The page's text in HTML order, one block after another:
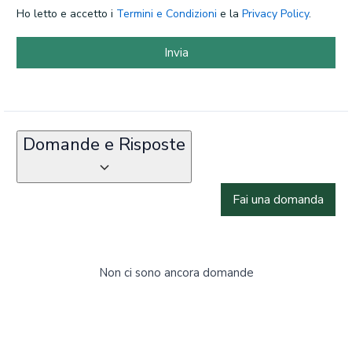
Ho letto e accetto i Termini e Condizioni e la Privacy Policy.
Invia
Domande e Risposte
Fai una domanda
Non ci sono ancora domande